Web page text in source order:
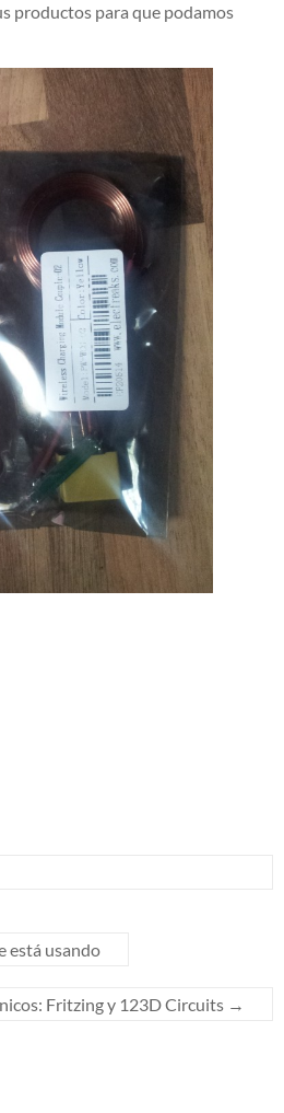
productos para que podamos
está usando
Fritzing y 123D Circuits →